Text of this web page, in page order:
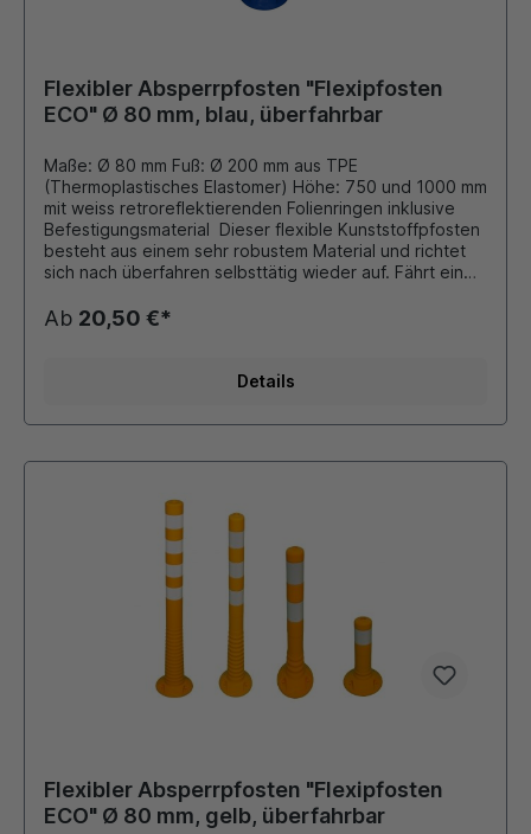
Flexibler Absperrpfosten "Flexipfosten
ECO" Ø 80 mm, blau, überfahrbar
Maße: Ø 80 mm Fuß: Ø 200 mm aus TPE
(Thermoplastisches Elastomer) Höhe: 750 und 1000 mm
mit weiss retroreflektierenden Folienringen inklusive
Befestigungsmaterial Dieser flexible Kunststoffpfosten
besteht aus einem sehr robustem Material und richtet
sich nach überfahren selbsttätig wieder auf. Fährt ein
knickt auf bis zu 90 Grad um, ohne zerstört zu werden.
Die EcoLINE-Flexipfosten aus TPE bieten eine
ideal dort, wo eine zuverlässige Markierung zu einem
hochflexiblen TPU-Pfosten. Zubehör: Adapter mit M36
Schrauböse mit M36 Gewinde passend zum Adapter
verschiedene Schilder, Hinweistafeln, Zeichen aus
Ab 20,50 €*
Details
Flexibler Absperrpfosten "Flexipfosten
ECO" Ø 80 mm, gelb, überfahrbar